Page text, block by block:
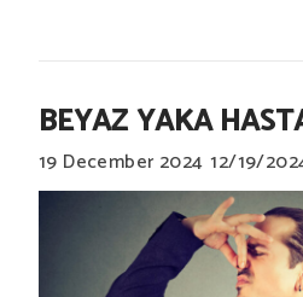
BEYAZ YAKA
19 December 2024 12/19/